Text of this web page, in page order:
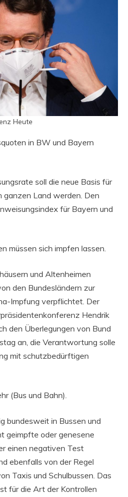
Heute
in BW und Bayern
soll die neue Basis für
ganzen Land werden. Den
für Bayern und
müssen sich impfen lassen.
und Altenheimen
den Bundesländern zur
Impfung verpflichtet. Der
Hendrik
den Überlegungen von Bund
an, die Verantwortung solle
mit schutzbedürftigen
(Bus und Bahn).
bundesweit in Bussen und
geimpfte oder genesene
einen negativen Test
ebenfalls von der Regel
Taxis und Schulbussen. Das
für die Art der Kontrollen